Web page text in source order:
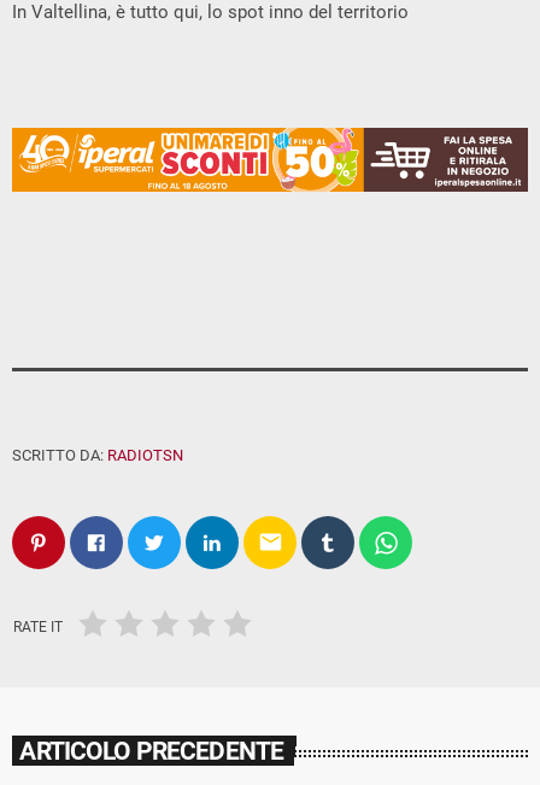
In Valtellina, è tutto qui, lo spot inno del territorio
SCRITTO DA: RADIOTSN
email
RATE IT
ARTICOLO PRECEDENTE